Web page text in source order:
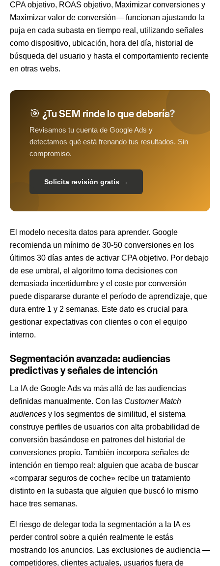
CPA objetivo, ROAS objetivo, Maximizar conversiones y
Maximizar valor de conversión— funcionan ajustando la
puja en cada subasta en tiempo real, utilizando señales
como dispositivo, ubicación, hora del día, historial de
búsqueda del usuario y hasta el comportamiento reciente
en otras webs.
🎯 ¿Tu SEM rinde lo que debería?
Revisamos tu cuenta de Google Ads y
detectamos qué está frenando tus resultados. Sin
compromiso.
Solicita revisión gratis →
El modelo necesita datos para aprender. Google
recomienda un mínimo de 30-50 conversiones en los
últimos 30 días antes de activar CPA objetivo. Por debajo
de ese umbral, el algoritmo toma decisiones con
demasiada incertidumbre y el coste por conversión
puede dispararse durante el período de aprendizaje, que
dura entre 1 y 2 semanas. Este dato es crucial para
gestionar expectativas con clientes o con el equipo
interno.
Segmentación avanzada: audiencias
predictivas y señales de intención
La IA de Google Ads va más allá de las audiencias
definidas manualmente. Con las Customer Match
audiences y los segmentos de similitud, el sistema
construye perfiles de usuarios con alta probabilidad de
conversión basándose en patrones del historial de
conversiones propio. También incorpora señales de
intención en tiempo real: alguien que acaba de buscar
«comparar seguros de coche» recibe un tratamiento
distinto en la subasta que alguien que buscó lo mismo
hace tres semanas.
El riesgo de delegar toda la segmentación a la IA es
perder control sobre a quién realmente le estás
mostrando los anuncios. Las exclusiones de audiencia —
competidores, clientes actuales, usuarios fuera de